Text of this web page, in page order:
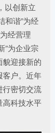
以创新立
和谐”为经
经营理
”为企业宗
貌迎接新的
客户。近年
行密切交流
高科技水平